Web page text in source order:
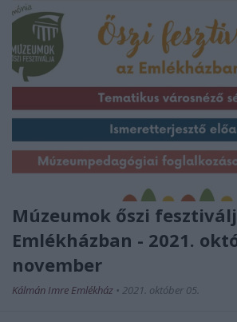
Múzeumok őszi
Emlékházban - 2021.
november
Kálmán Imre Emlékház • 2021. október 05.